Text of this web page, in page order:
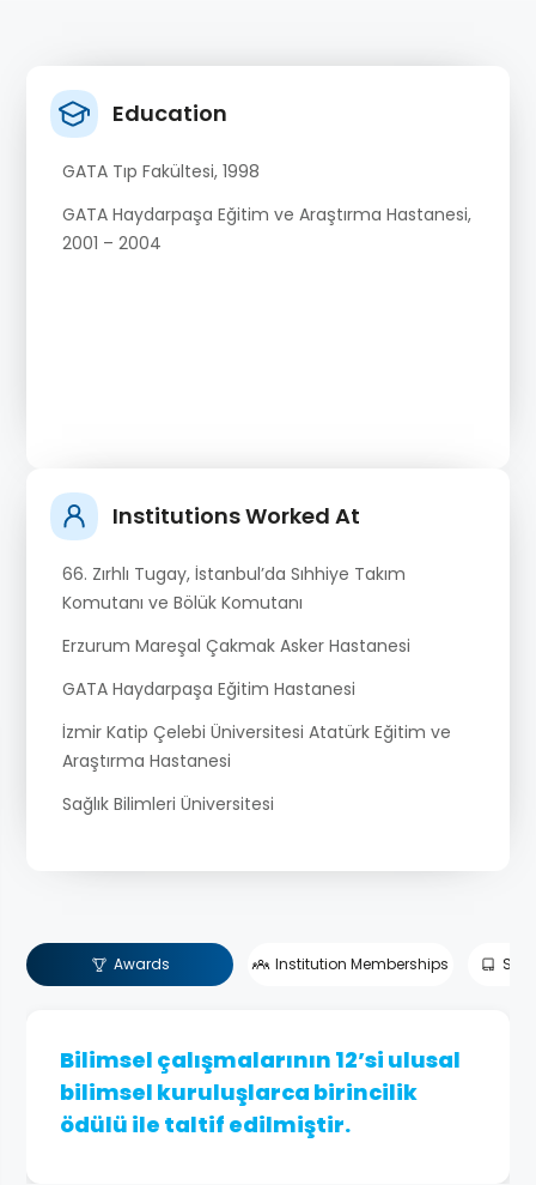
Education
GATA Tıp Fakültesi, 1998
GATA Haydarpaşa Eğitim ve Araştırma Hastanesi,
2001 – 2004
Institutions Worked At
66. Zırhlı Tugay, İstanbul’da Sıhhiye Takım
Komutanı ve Bölük Komutanı
Erzurum Mareşal Çakmak Asker Hastanesi
GATA Haydarpaşa Eğitim Hastanesi
İzmir Katip Çelebi Üniversitesi Atatürk Eğitim ve
Araştırma Hastanesi
Sağlık Bilimleri Üniversitesi
Awards Institution Memberships
Bilimsel çalışmalarının 12’si ulusal
bilimsel kuruluşlarca birincilik
ödülü ile taltif edilmiştir.